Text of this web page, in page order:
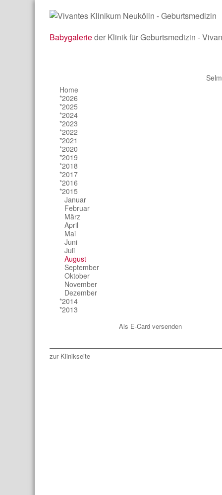
Babygalerieder Klinik für Geburtsmedizin -
Home
*2026
*2025
*2024
*2023
*2022
*2021
*2020
*2019
*2018
*2017
*2016
*2015
Januar
Februar
März
April
Mai
Juni
Juli
August
September
Oktober
November
Dezember
*2014
*2013
Als E-Card versenden
zur Klinikseite